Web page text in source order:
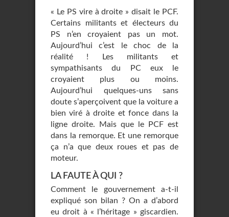
« Le PS vire à droite » disait le PCF.
Certains militants et électeurs du
PS n’en croyaient pas un mot.
Aujourd’hui c’est le choc de la
réalité ! Les militants et
sympathisants du PC eux le
croyaient plus ou moins.
Aujourd’hui quelques-uns sans
doute s’aperçoivent que la voiture a
bien viré à droite et fonce dans la
ligne droite. Mais que le PCF est
dans la remorque. Et une remorque
ça n’a que deux roues et pas de
moteur.
LA FAUTE À QUI ?
Comment le gouvernement a-t-il
expliqué son bilan ? On a d’abord
eu droit à « l’héritage » giscardien.